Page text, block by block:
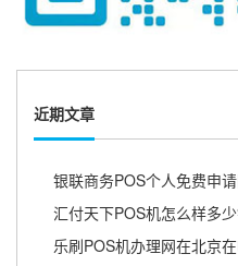
近期文章
银联商务POS个人免费申
汇付天下POS机怎么样多
乐刷POS机办理网在北京